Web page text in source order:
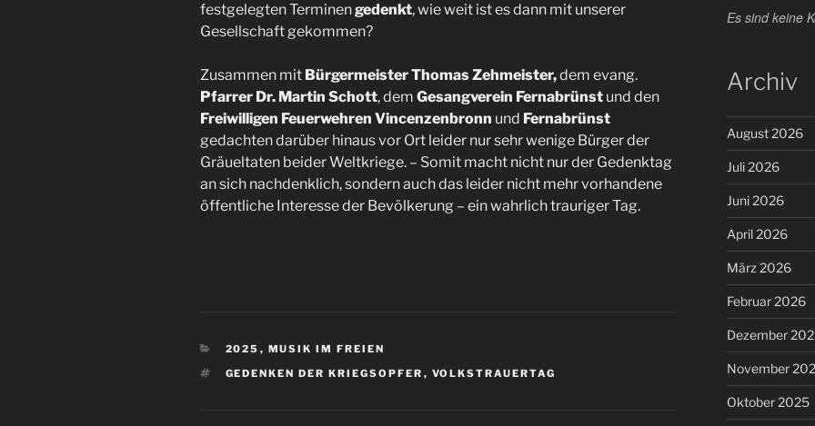
festgelegten Terminengedenkt, wie weit ist es dann mit unserer
Gesellschaft gekommen?
Zusammen mit Bürgermeister Thomas Zehmeister,dem evang.
Pfarrer Dr. Martin Schott, dem Gesangverein Fernabrünst und den
Freiwilligen Feuerwehren Vincenzenbronn und Fernabrünst
gedachten darüber hinaus vor Ort leider nur sehr wenige Bürger der
Gräueltaten beider Weltkriege. – Somit macht nicht nur der Gedenktag
an sich nachdenklich, sondern auch das leider nicht mehr vorhandene
öffentliche Interesse der Bevölkerung – ein wahrlich trauriger Tag.
KATEGORIEN
2025 , MUSIK IM FREIEN
SCHLAGWÖRTER
GEDENKEN DER KRIEGSOPFER , VOLKSTRAUERTAG
Es sind keine
Archiv
August 2026
Juli 2026
Juni 2026
April 2026
März 2026
Februar 2026
Dezember
November
Oktober 2025